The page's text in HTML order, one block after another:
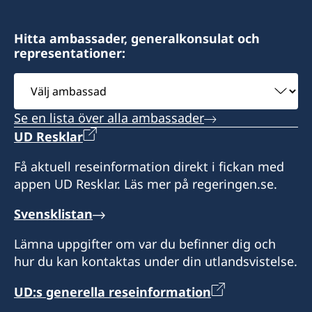
Hitta ambassader, generalkonsulat och
representationer:
ambassad
Se en lista över alla ambassader
UD Resklar
Få aktuell reseinformation direkt i fickan med
appen UD Resklar. Läs mer på regeringen.se.
Svensklistan
Lämna uppgifter om var du befinner dig och
hur du kan kontaktas under din utlandsvistelse.
UD:s generella reseinformation